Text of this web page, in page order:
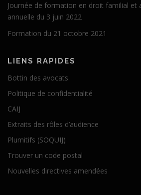
Journée de formation en droit familial et
annuelle du 3 juin 2022
Formation du 21 octobre 2021
LIENS RAPIDES
Bottin des avocats
Politique de confidentialité
CAIJ
Extraits des rôles d’audience
Plumitifs (SOQUIJ)
Trouver un code postal
Nouvelles directives amendées